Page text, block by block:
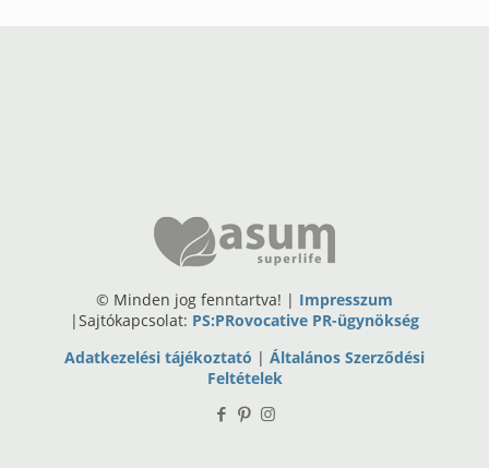
© Minden jog fenntartva! | Impresszum
|Sajtókapcsolat: PS:PRovocative PR-ügynökség
Adatkezelési tájékoztató | Általános Szerződési
Feltételek